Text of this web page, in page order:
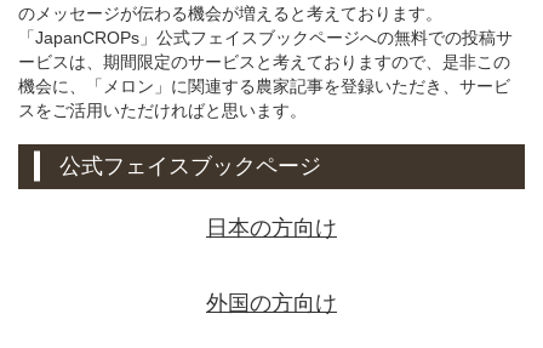
のメッセージが伝わる機会が増えると考えております。
「JapanCROPs」公式フェイスブックページへの無料での投稿サ
ービスは、期間限定のサービスと考えておりますので、是非この
機会に、「メロン」に関連する農家記事を登録いただき、サービ
スをご活用いただければと思います。
公式フェイスブックページ
日本の方向け
外国の方向け